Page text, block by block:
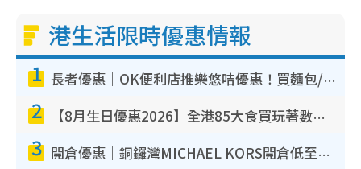
港生活限時優惠情報
1 長者優惠｜OK便利店推樂悠咭優惠！買麵包/牛奶/保健品拍卡即減
2 【8月生日優惠2026】全港85大食買玩著數攻略 自助餐/火鍋放題同行免費＋誠品/DONKI送現金券
3 開倉優惠｜銅鑼灣MICHAEL KORS開倉低至17折！直擊$500起買手袋/銀包/鞋款 必買經典Jet Set系列